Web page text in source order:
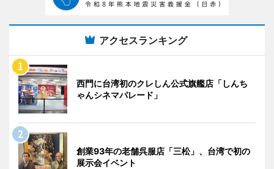
アクセスランキング
西門に台湾初のクレしん公式旗艦店「しんち
ゃんシネマパレード」
創業93年の老舗呉服店「三松」、台湾で初の
展示会イベント